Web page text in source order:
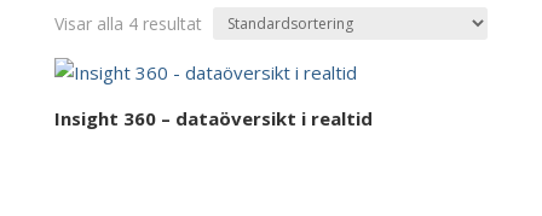
Visar alla 4 resultat
Insight 360 – dataöversikt i realtid